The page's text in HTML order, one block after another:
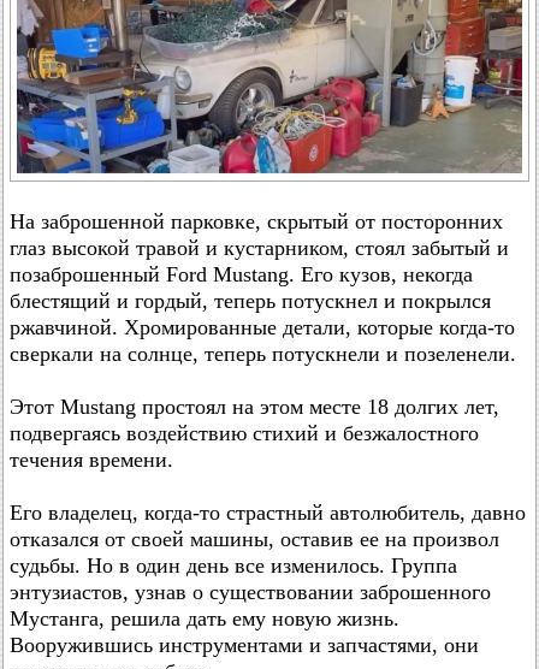
На заброшенной парковке, скрытый от посторонних
глаз высокой травой и кустарником, стоял забытый и
позаброшенный Ford Mustang. Его кузов, некогда
блестящий и гордый, теперь потускнел и покрылся
ржавчиной. Хромированные детали, которые когда-то
сверкали на солнце, теперь потускнели и позеленели.
Этот Mustang простоял на этом месте 18 долгих лет,
подвергаясь воздействию стихий и безжалостного
течения времени.
Его владелец, когда-то страстный автолюбитель, давно
отказался от своей машины, оставив ее на произвол
судьбы. Но в один день все изменилось. Группа
энтузиастов, узнав о существовании заброшенного
Мустанга, решила дать ему новую жизнь.
Вооружившись инструментами и запчастями, они